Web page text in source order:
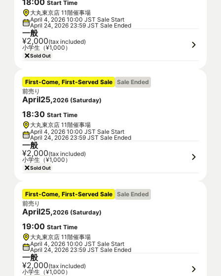
18:00 Start Time
大丸東京店 11階催事場
April 4, 2026 10:00 JST Sale Start
April 24, 2026 23:59 JST Sale Ended
一般
¥2,000(tax included)
小学生（¥1,000）
Sold Out
First-Come, First-Served Sale Sale Ended
前売り
April25,2026 (Saturday)
18:30 Start Time
大丸東京店 11階催事場
April 4, 2026 10:00 JST Sale Start
April 24, 2026 23:59 JST Sale Ended
一般
¥2,000(tax included)
小学生（¥1,000）
Sold Out
First-Come, First-Served Sale Sale Ended
前売り
April25,2026 (Saturday)
19:00 Start Time
大丸東京店 11階催事場
April 4, 2026 10:00 JST Sale Start
April 24, 2026 23:59 JST Sale Ended
一般
¥2,000(tax included)
小学生（¥1,000）